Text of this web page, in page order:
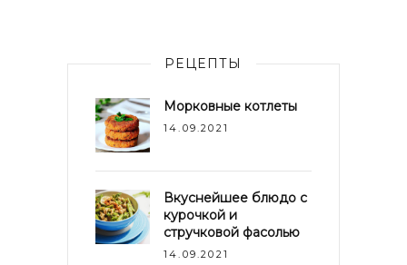
РЕЦЕПТЫ
Морковные котлеты
14.09.2021
Вкуснейшее блюдо с
курочкой и
стручковой фасолью
14.09.2021